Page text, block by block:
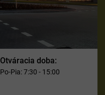
Otváracia doba:
Po-Pia: 7:30 - 15:00